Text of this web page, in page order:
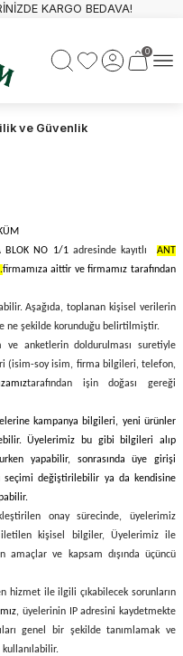
KARGO BEDAVA!
0
ve Güvenlik
BLOK NO 1/1 adresinde kayıtlı
ANT
firmamıza aittir ve firmamız tarafından
Aşağıda, toplanan kişisel verilerin
ne şekilde korunduğu belirtilmiştir.
anketlerin doldurulması suretiyle
(isim-soy isim, firma bilgileri, telefon,
tarafından işin doğası gereği
kampanya bilgileri, yeni ürünler
Üyelerimiz bu gibi bilgileri alıp
yapabilir, sonrasında üye girişi
seçimi değiştirilebilir ya da kendisine
onay sürecinde, üyelerimiz
iletilen kişisel bilgiler, Üyelerimiz ile
amaçlar ve kapsam dışında üçüncü
hizmet ile ilgili çıkabilecek sorunların
, üyelerinin IP adresini kaydetmekte
genel bir şekilde tanımlamak ve